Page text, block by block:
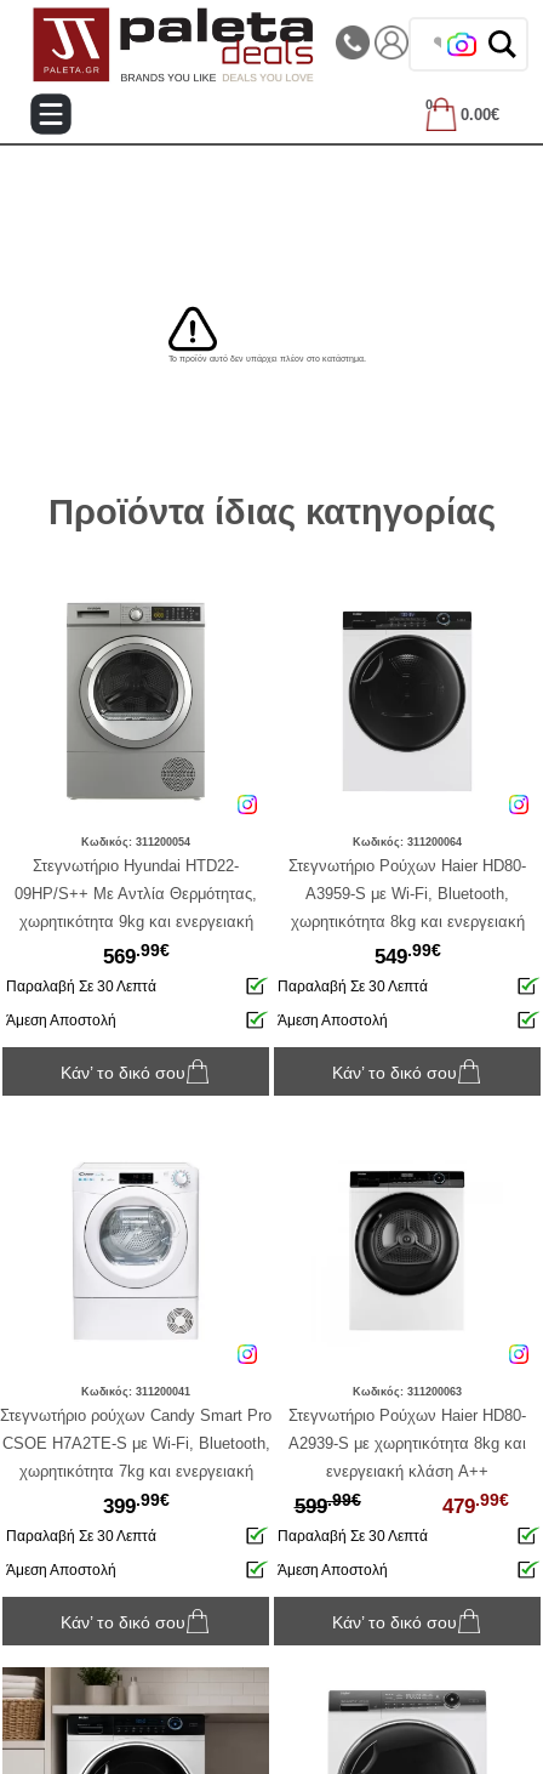
Τηλεφωνικές Παραγγελίες: 2105714144 |||
❤️ Β
0
0.00€
Το προϊόν αυτό δεν υπάρχει πλέον στο κατάστημα.
Προϊόντα ίδιας κατηγορίας
Κωδικός: 311200054
Στεγνωτήριο Hyundai HTD22-
09HP/S++ Με Αντλία Θερμότητας,
χωρητικότητα 9kg και ενεργειακή
κλάση Α++
569.99€
Παραλαβή Σε 30 Λεπτά
Άμεση Αποστολή
Κάν’ το δικό σου
Κωδικός: 311200064
Στεγνωτήριο Ρούχων Haier HD80-
A3959-S με Wi-Fi, Bluetooth,
χωρητικότητα 8kg και ενεργειακή
κλάση A+++
549.99€
Παραλαβή Σε 30 Λεπτά
Άμεση Αποστολή
Κάν’ το δικό σου
Κωδικός: 311200041
Στεγνωτήριο ρούχων Candy Smart Pro
CSOE H7A2TE-S με Wi-Fi, Bluetooth,
χωρητικότητα 7kg και ενεργειακή
κλάση E
399.99€
Παραλαβή Σε 30 Λεπτά
Άμεση Αποστολή
Κάν’ το δικό σου
Κωδικός: 311200063
Στεγνωτήριο Ρούχων Haier HD80-
A2939-S με χωρητικότητα 8kg και
ενεργειακή κλάση A++
599.99€ 479.99€
Παραλαβή Σε 30 Λεπτά
Άμεση Αποστολή
Κάν’ το δικό σου